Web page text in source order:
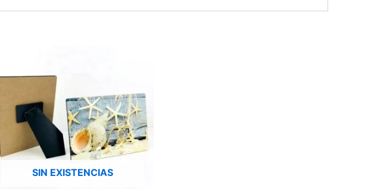
SIN EXISTENCIAS